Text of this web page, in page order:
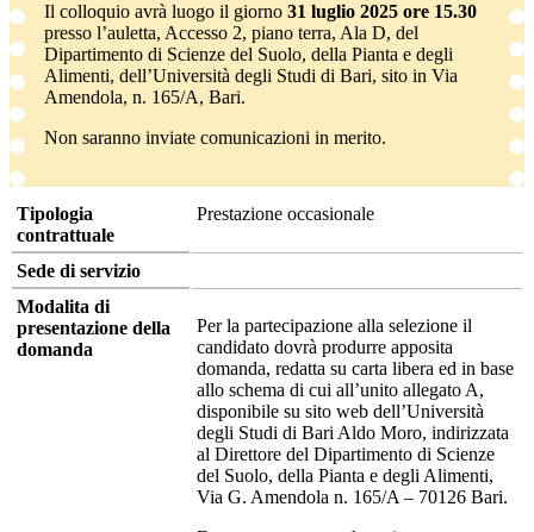
Il colloquio avrà luogo il giorno 31 luglio 2025 ore 15.30
presso l’auletta, Accesso 2, piano terra, Ala D, del
Dipartimento di Scienze del Suolo, della Pianta e degli
Alimenti, dell’Università degli Studi di Bari, sito in Via
Amendola, n. 165/A, Bari.
Non saranno inviate comunicazioni in merito.
Tipologia
contrattuale
Prestazione occasionale
Sede di servizio
Modalita di
presentazione della
domanda
Per la partecipazione alla selezione il
candidato dovrà produrre apposita
domanda, redatta su carta libera ed in base
allo schema di cui all’unito allegato A,
disponibile su sito web dell’Università
degli Studi di Bari Aldo Moro, indirizzata
al Direttore del Dipartimento di Scienze
del Suolo, della Pianta e degli Alimenti,
Via G. Amendola n. 165/A – 70126 Bari.